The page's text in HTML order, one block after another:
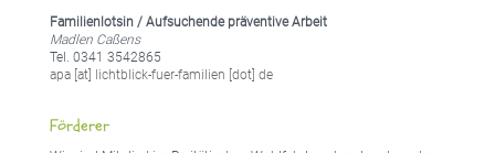
Familienlotsin / Aufsuchende präventive Arbeit
Madlen Caßens
Tel. 0341 3542865
apa [at] lichtblick-fuer-familien [dot] de
Förderer